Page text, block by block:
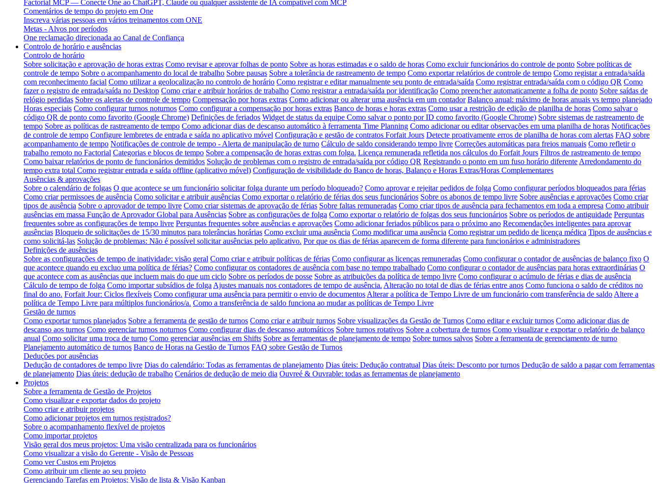
Factorial MCP — Conecte One ao ChatGPT, Claude ou qualquer assistente de IA compatível com MCP
Comentários de tempo do projeto em One
Inscreva várias pessoas em vários treinamentos com ONE
Metas - Alvos por períodos
One reclamação direcionada ao Canal de Confiança
Controlo de horário e ausências
Controlo de horário
Sobre solicitação e aprovação de horas extras Como revisar e aprovar folhas de ponto Sobre as horas estimadas e o saldo de horas Como excluir funcionários do controle de ponto Sobre políticas de
controle de tempo Sobre o acompanhamento do local de trabalho Sobre pausas Sobre a tolerância de rastreamento de tempo Como exportar relatórios de controle de tempo Como registar a entrada/saída
com reconhecimento facial Como utilizar a geolocalização no controlo de horário Como registrar e editar manualmente seu ponto de entrada/saída Como registrar entrada/saída com o código QR Como
fazer o registro de entrada/saída no Desktop Como criar e atribuir horários de trabalho Como registrar a entrada/saída por identificação Como preencher automaticamente a folha de ponto Sobre saídas de
relógio perdidas Sobre os alertas de controle de tempo Compensação por horas extras Como adicionar ou alterar uma ausência em um contador Balanço anual: máximo de horas anuais vs tempo planejado
Horas especiais Como configurar turnos noturnos Como configurar a compensação por horas extras Banco de horas e horas extras Como usar a restrição de edição de planilha de horas Como salvar o
código QR de ponto como favorito (Google Chrome) Definições de feriados Widget de status da equipe Como salvar o ponto por ID como favorito (Google Chrome) Sobre sistemas de rastreamento de
tempo Sobre as políticas de rastreamento de tempo Como adicionar dias de descanso automático à ferramenta Time Planning Como adicionar ou editar observações em uma planilha de horas Notificações
de controle de tempo Configure lembretes de entrada e saída no aplicativo móvel Configuração e gestão de contratos Forfait Jours Detecte proativamente erros de planilha de horas com alertas FAQ sobre
acompanhamento de tempo Notificações de controle de tempo - Alerta de manipulação de turno Cálculo de saldo considerando tempo livre Correções automáticas para freios manuais Como refletir o
trabalho remoto no Factorial Categorias e blocos de tempo Sobre a compensação de horas extras com folga. Licença remunerada refletida nos cálculos do Forfait Jours Filtros de rastreamento de tempo
Como baixar relatórios de ponto de funcionários demitidos Solução de problemas com o registro de entrada/saída por código QR Registrando o ponto em um fuso horário diferente Arredondamento do
tempo extra total Como registrar entrada e saída offline (aplicativo móvel) Configuração de visibilidade do Banco de horas, Balanço e Horas Extras/Horas Complementares
Ausências & aprovações
Sobre o calendário de folgas O que acontece se um funcionário solicitar folga durante um período bloqueado? Como aprovar e rejeitar pedidos de folga Como configurar períodos bloqueados para férias
Como criar permissoes de ausência Como solicitar e atribuir ausências Como exportar o relatório de férias dos seus funcionários Sobre os abonos de tempo livre Sobre ausências e aprovações Como criar
tipos de ausência Sobre o aprovador de tempo livre Como criar sistemas de aprovação de férias Sobre faltas remuneradas Como criar tipos de ausência para fechamentos em toda a empresa Como atribuir
ausências em massa Função de Aprovador Global para Ausências Sobre as configurações de folga Como exportar o relatório de folgas dos seus funcionários Sobre os períodos de antiguidade Perguntas
frequentes sobre as configurações de tempo livre Perguntas frequentes sobre ausências e aprovações Como adicionar feriados públicos para o próximo ano Recomendações inteligentes para aprovar
ausências Bloqueio de solicitações de 15/30 minutos para tolerâncias horárias Como excluir uma ausência Como modificar uma ausência Como registrar um pedido de licença médica Tipos de ausências e
como solicitá-las Solução de problemas: Não é possível solicitar ausências pelo aplicativo. Por que os dias de férias aparecem de forma diferente para funcionários e administradores
Definições de ausências
Sobre as configurações de tempo de inatividade: visão geral Como criar e atribuir políticas de férias Como configurar as licenças remuneradas Como configurar o contador de ausências de balanço fixo O
que acontece quando eu excluo uma política de férias? Como configurar os contadores de ausência com base no tempo trabalhado Como configurar o contador de ausências para horas extraordinárias O
que acontece com as ausências que incluem mais do que um ciclo Sobre os períodos de posse Sobre as atribuições da política de tempo livre Como configurar o acúmulo de férias e dias de ausência
Cálculo de tempo de folga Como importar subsídios de folga Ajustes manuais nos contadores de tempo de ausência. Alteração no total de dias de férias entre anos Como funciona o saldo de créditos no
final do ano. Forfait Jour: Ciclos flexíveis Como configurar uma ausência para permitir o envio de documentos Alterar a política de Tempo Livre de um funcionário com transferência de saldo Altere a
política de Tempo Livre para múltiplos funcionários/a. Como a transferência de saldo funciona ao mudar as políticas de Tempo Livre
Gestão de turnos
Como exportar turnos planejados Sobre a ferramenta de gestão de turnos Como criar e atribuir turnos Sobre visualizações da Gestão de Turnos Como editar e excluir turnos Como adicionar dias de
descanso aos turnos Como gerenciar turnos noturnos Como configurar dias de descanso automáticos Sobre turnos rotativos Sobre a cobertura de turnos Como visualizar e exportar o relatório de balanço
anual Como solicitar uma troca de turno Como gerenciar ausências em Shifts Sobre as ferramentas de planejamento de tempo Sobre turnos salvos Sobre a ferramenta de gerenciamento de turno
Planejamento automático de turnos Banco de Horas na Gestão de Turnos FAQ sobre Gestão de Turnos
Deduções por ausências
Dedução de contadores de tempo livre Dias do calendário: Todas as ferramentas de planejamento Dias úteis: Dedução contratual Dias úteis: Desconto por turnos Dedução de saldo a pagar com ferramentas
de planejamento Dias úteis: dedução de trabalho Cenários de dedução de meio dia Ouvreé & Ouvrable: todas as ferramentas de planejamento
Projetos
Sobre a ferramenta de Gestão de Projetos
Como visualizar e exportar dados do projeto
Como criar e atribuir projetos
Como adicionar projetos em turnos registrados?
Sobre o acompanhamento flexível de projetos
Como importar projetos
Visão geral dos meus projetos: Uma visão centralizada para os funcionários
Como visualizar a visão do Gerente - Visão de Pessoas
Como ver Custos em Projetos
Como atribuir um cliente ao seu projeto
Gerenciando Tarefas em Projetos: Visão de lista & Visão Kanban